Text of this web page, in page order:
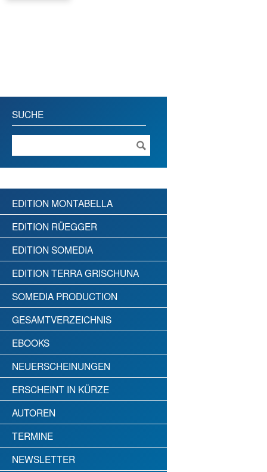
SUCHE
EDITION MONTABELLA
EDITION RÜEGGER
EDITION SOMEDIA
EDITION TERRA GRISCHUNA
SOMEDIA PRODUCTION
GESAMTVERZEICHNIS
EBOOKS
NEUERSCHEINUNGEN
ERSCHEINT IN KÜRZE
AUTOREN
TERMINE
NEWSLETTER